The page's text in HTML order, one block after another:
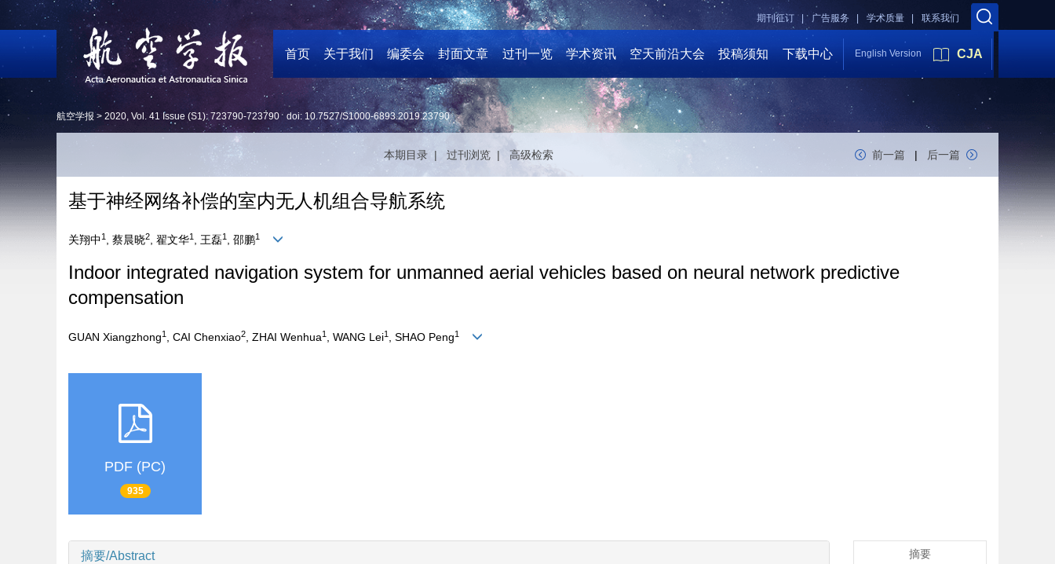
联系我们
学术质量 |
广告服务 |
期刊征订 |
首页 关于我们 编委会 封面文章 过刊一览 学术资讯 空天前沿大会 投稿须知 下载中心 English Version CJA
航空学报 > 2020, Vol. 41 Issue (S1): 723790-723790 doi: 10.7527/S1000-6893.2019.23790
本期目录 | 过刊浏览 | 高级检索 前一篇 | 后一篇
基于神经网络补偿的室内无人机组合导航系统
关翔中1 , 蔡晨晓2, 翟文华1 , 王磊1 , 邵鹏1
Indoor integrated navigation system for unmanned aerial vehicles based on neural network predictive
compensation
GUAN Xiangzhong1 , CAI Chenxiao2 , ZHAI Wenhua1 , WANG Lei1 , SHAO Peng1
PDF (PC)
935
摘要/Abstract 摘要